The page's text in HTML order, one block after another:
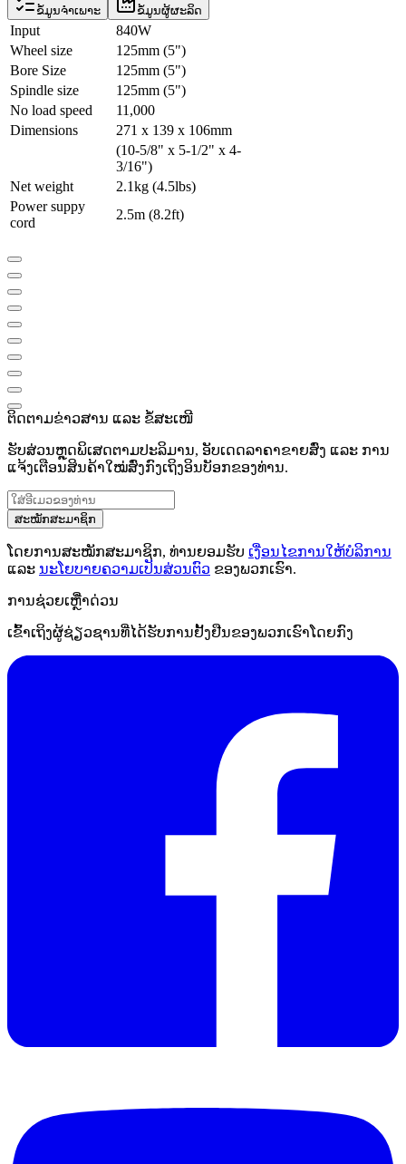
ຂໍ້ມູນຈຳເພາະ ຂໍ້ມູນຜູ້ຜະລິດ
Input
840W
Wheel size
125mm (5")
Bore Size
125mm (5")
Spindle size
125mm (5")
No load speed
11,000
Dimensions
271 x 139 x 106mm
(10-5/8" x 5-1/2" x 4-
3/16")
Net weight
2.1kg (4.5lbs)
Power suppy
cord
2.5m (8.2ft)
ຕິດຕາມຂ່າວສານ ແລະ ຂໍ້ສະເໜີ
ຮັບສ່ວນຫຼຸດພິເສດຕາມປະລິມານ, ອັບເດດລາຄາຂາຍສົ່ງ ແລະ ການ
ແຈ້ງເຕືອນສິນຄ້າໃໝ່ສົ່ງກົງເຖິງອິນບັອກຂອງທ່ານ.
ສະໝັກສະມາຊິກ
ໂດຍການສະໝັກສະມາຊິກ, ທ່ານຍອມຮັບ ເງື່ອນໄຂການໃຫ້ບໍລິການ
ແລະ ນະໂຍບາຍຄວາມເປັນສ່ວນຕົວ ຂອງພວກເຮົາ.
ການຊ່ວຍເຫຼືໍາດ່ວນ
ເຂົ້າເຖິງຜູ້ຊ່ຽວຊານທີ່ໄດ້ຮັບການຢັ້ງຢືນຂອງພວກເຮົາໂດຍກົງ